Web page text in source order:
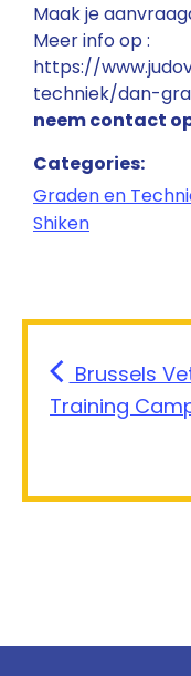
Maak je
Meer info op :
https://
techniek/dan-
neem contact
Categories:
Graden en
Shiken
Brussels
Training